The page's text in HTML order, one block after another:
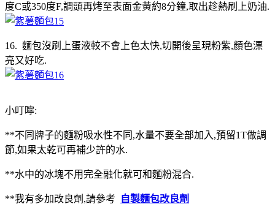
度C或350度F,調頭再烤至表面金黃約8分鐘,取出趁熱刷上奶油.
16. 麵包沒刷上蛋液較不會上色太快,切開後呈現粉紫,顏色漂
亮又好吃.
小叮嚀:
**不同牌子的麵粉吸水性不同,水量不要全部加入,預留1T做調
節,如果太乾可再補少許的水.
**水中的冰塊不用完全融化就可和麵粉混合.
**我有多加改良劑,請參考 自製麵包改良劑